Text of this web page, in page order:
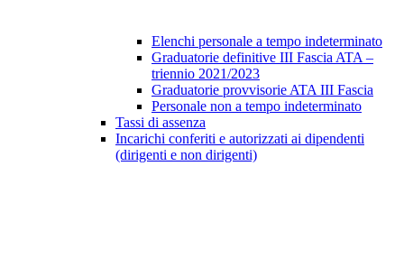
Elenchi personale a tempo indeterminato
Graduatorie definitive III Fascia ATA –
triennio 2021/2023
Graduatorie provvisorie ATA III Fascia
Personale non a tempo indeterminato
Tassi di assenza
Incarichi conferiti e autorizzati ai dipendenti
(dirigenti e non dirigenti)